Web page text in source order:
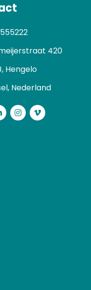
420
Hengelo
Nederland
Instagram
Vimeo